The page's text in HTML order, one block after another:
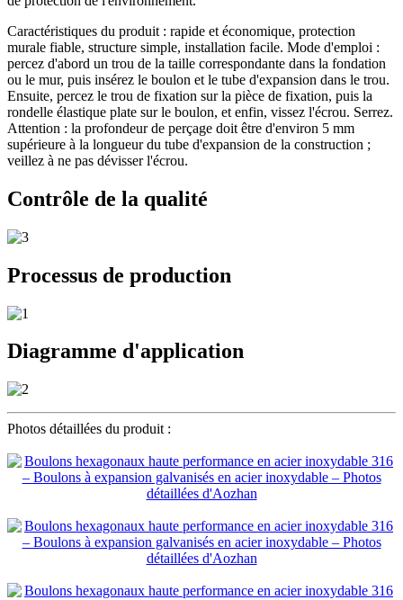
Caractéristiques du produit : rapide et économique, protection
murale fiable, structure simple, installation facile. Mode d'emploi :
percez d'abord un trou de la taille correspondante dans la fondation
ou le mur, puis insérez le boulon et le tube d'expansion dans le trou.
Ensuite, percez le trou de fixation sur la pièce de fixation, puis la
rondelle élastique plate sur le boulon, et enfin, vissez l'écrou. Serrez.
Attention : la profondeur de perçage doit être d'environ 5 mm
supérieure à la longueur du tube d'expansion de la construction ;
veillez à ne pas dévisser l'écrou.
Contrôle de la qualité
Processus de production
Diagramme d'application
Photos détaillées du produit :